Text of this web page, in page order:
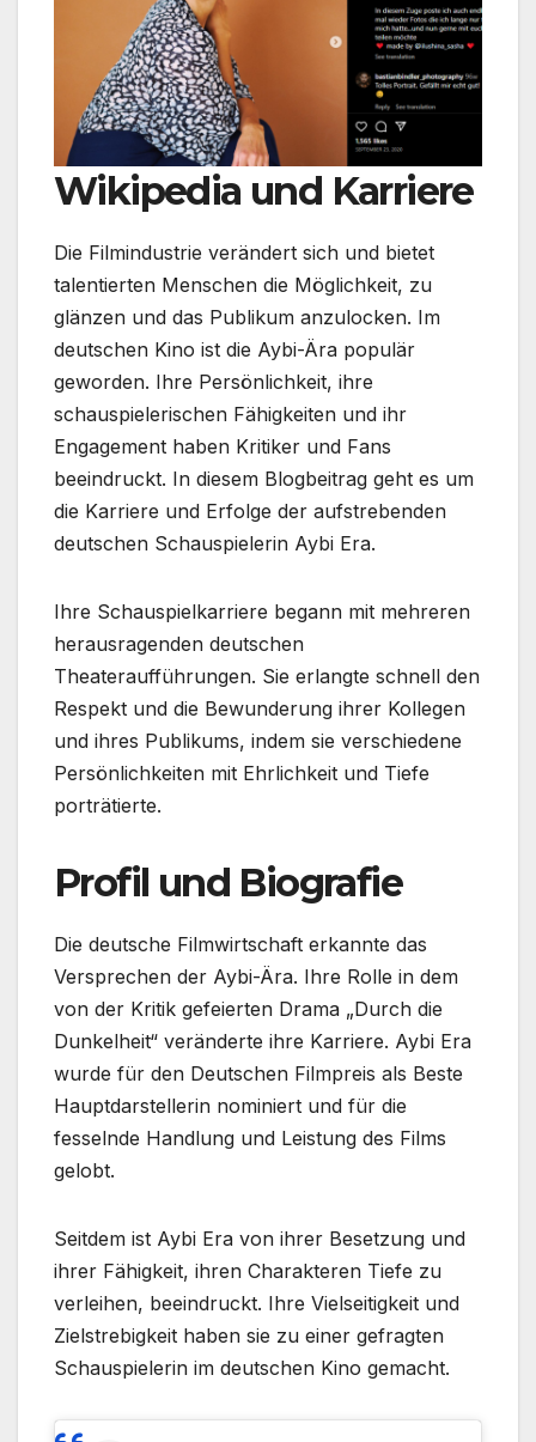
Wikipedia und Karriere
Die Filmindustrie verändert sich und bietet
talentierten Menschen die Möglichkeit, zu
glänzen und das Publikum anzulocken. Im
deutschen Kino ist die Aybi-Ära populär
geworden. Ihre Persönlichkeit, ihre
schauspielerischen Fähigkeiten und ihr
Engagement haben Kritiker und Fans
beeindruckt. In diesem Blogbeitrag geht es um
die Karriere und Erfolge der aufstrebenden
deutschen Schauspielerin Aybi Era.
Ihre Schauspielkarriere begann mit mehreren
herausragenden deutschen
Theateraufführungen. Sie erlangte schnell den
Respekt und die Bewunderung ihrer Kollegen
und ihres Publikums, indem sie verschiedene
Persönlichkeiten mit Ehrlichkeit und Tiefe
porträtierte.
Profil und Biografie
Die deutsche Filmwirtschaft erkannte das
Versprechen der Aybi-Ära. Ihre Rolle in dem
von der Kritik gefeierten Drama „Durch die
Dunkelheit“ veränderte ihre Karriere. Aybi Era
wurde für den Deutschen Filmpreis als Beste
Hauptdarstellerin nominiert und für die
fesselnde Handlung und Leistung des Films
gelobt.
Seitdem ist Aybi Era von ihrer Besetzung und
ihrer Fähigkeit, ihren Charakteren Tiefe zu
verleihen, beeindruckt. Ihre Vielseitigkeit und
Zielstrebigkeit haben sie zu einer gefragten
Schauspielerin im deutschen Kino gemacht.